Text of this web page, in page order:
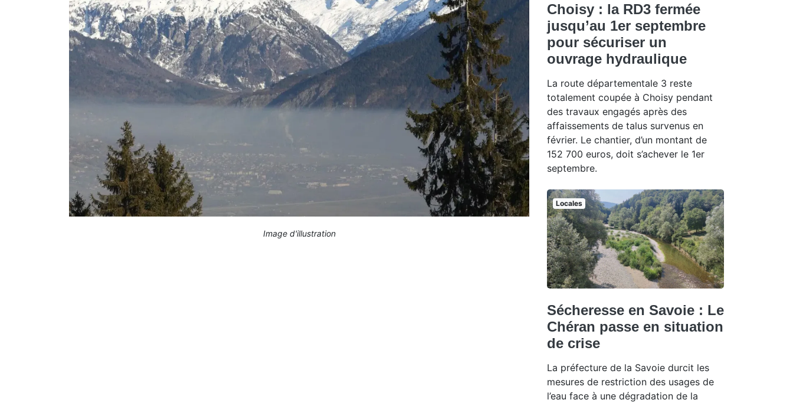
Image d'illustration
Choisy : la RD3 fermée
jusqu’au 1er septembre
pour sécuriser un
ouvrage hydraulique
La route départementale 3 reste
totalement coupée à Choisy pendant
des travaux engagés après des
affaissements de talus survenus en
février. Le chantier, d’un montant de
152 700 euros, doit s’achever le 1er
septembre.
Locales
Sécheresse en Savoie : Le
Chéran passe en situation
de crise
La préfecture de la Savoie durcit les
mesures de restriction des usages de
l’eau face à une dégradation de la